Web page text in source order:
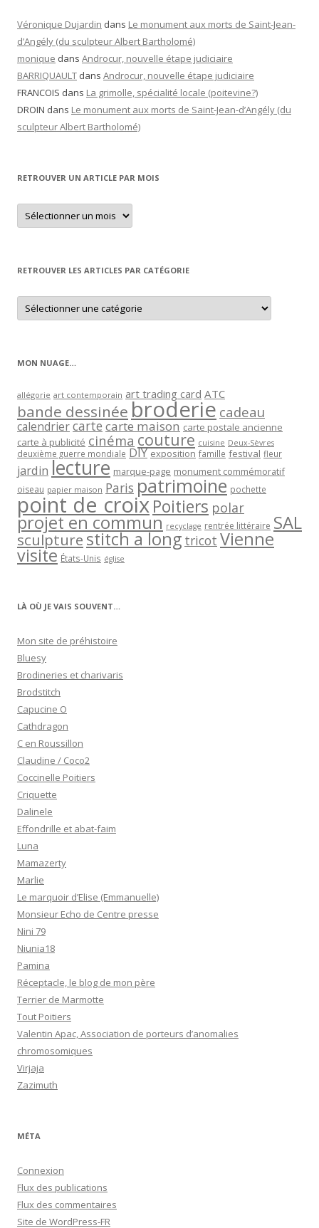
Véronique Dujardin dans Le monument aux morts de Saint-Jean-
d’Angély (du sculpteur Albert Bartholomé)
monique dans Androcur, nouvelle étape judiciaire
BARRIQUAULT dans Androcur, nouvelle étape judiciaire
FRANCOIS dans La grimolle, spécialité locale (poitevine?)
DROIN dans Le monument aux morts de Saint-Jean-d’Angély (du
sculpteur Albert Bartholomé)
RETROUVER UN ARTICLE PAR MOIS
Retrouver
un
article
RETROUVER LES ARTICLES PAR CATÉGORIE
Retrouver
les
articles
MON NUAGE…
allégorie art contemporain art trading card ATC
bande dessinée broderie cadeau
calendriercartecarte maison carte postale ancienne
carte à publicité cinéma couture cuisine Deux-Sèvres
deuxième guerre mondiale DIY exposition famille festival fleur
jardin lecture marque-page monument commémoratif
oiseau papier maison Paris patrimoine pochette
point de croixPoitiers polar
projet en commun recyclage rentrée littéraire SAL
sculpturestitch a long tricot Vienne
visite États-Unis église
LÀ OÙ JE VAIS SOUVENT…
Mon site de préhistoire
Bluesy
Brodineries et charivaris
Brodstitch
Capucine O
Cathdragon
C en Roussillon
Claudine / Coco2
Coccinelle Poitiers
Criquette
Dalinele
Effondrille et abat-faim
Luna
Mamazerty
Marlie
Le marquoir d’Elise (Emmanuelle)
Monsieur Echo de Centre presse
Nini 79
Niunia18
Pamina
Réceptacle, le blog de mon père
Terrier de Marmotte
Tout Poitiers
Valentin Apac, Association de porteurs d’anomalies
chromosomiques
Virjaja
Zazimuth
MÉTA
Connexion
Flux des publications
Flux des commentaires
Site de WordPress-FR